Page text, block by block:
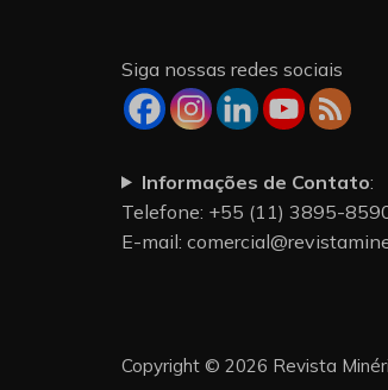
Siga nossas redes sociais
Informações de Contato:
Telefone: +55 (11) 3895-
E-mail:
Copyright © 2026 Revista